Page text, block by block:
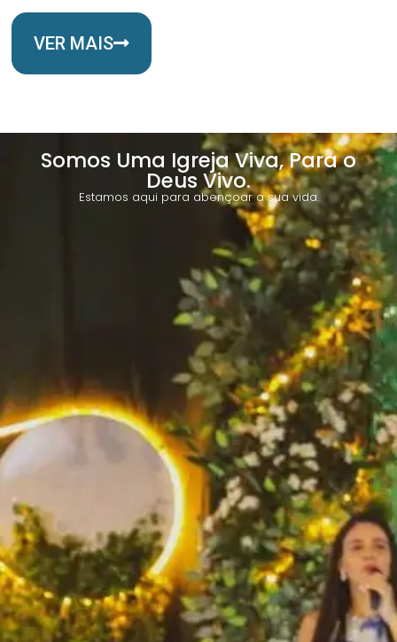
VER MAIS
Somos Uma Igreja Viva, Para o
Deus Vivo.
Estamos aqui para abençoar a sua vida.